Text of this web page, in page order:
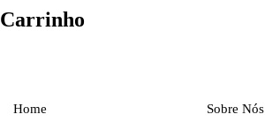
Carrinho
Home Sobre Nós